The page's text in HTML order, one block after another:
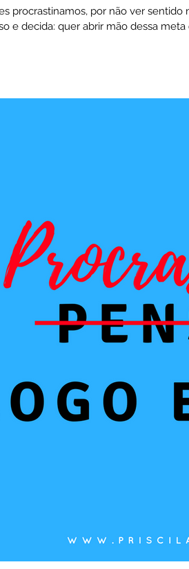
procrastinamos, por não ver sentido
e decida: quer abrir mão dessa meta